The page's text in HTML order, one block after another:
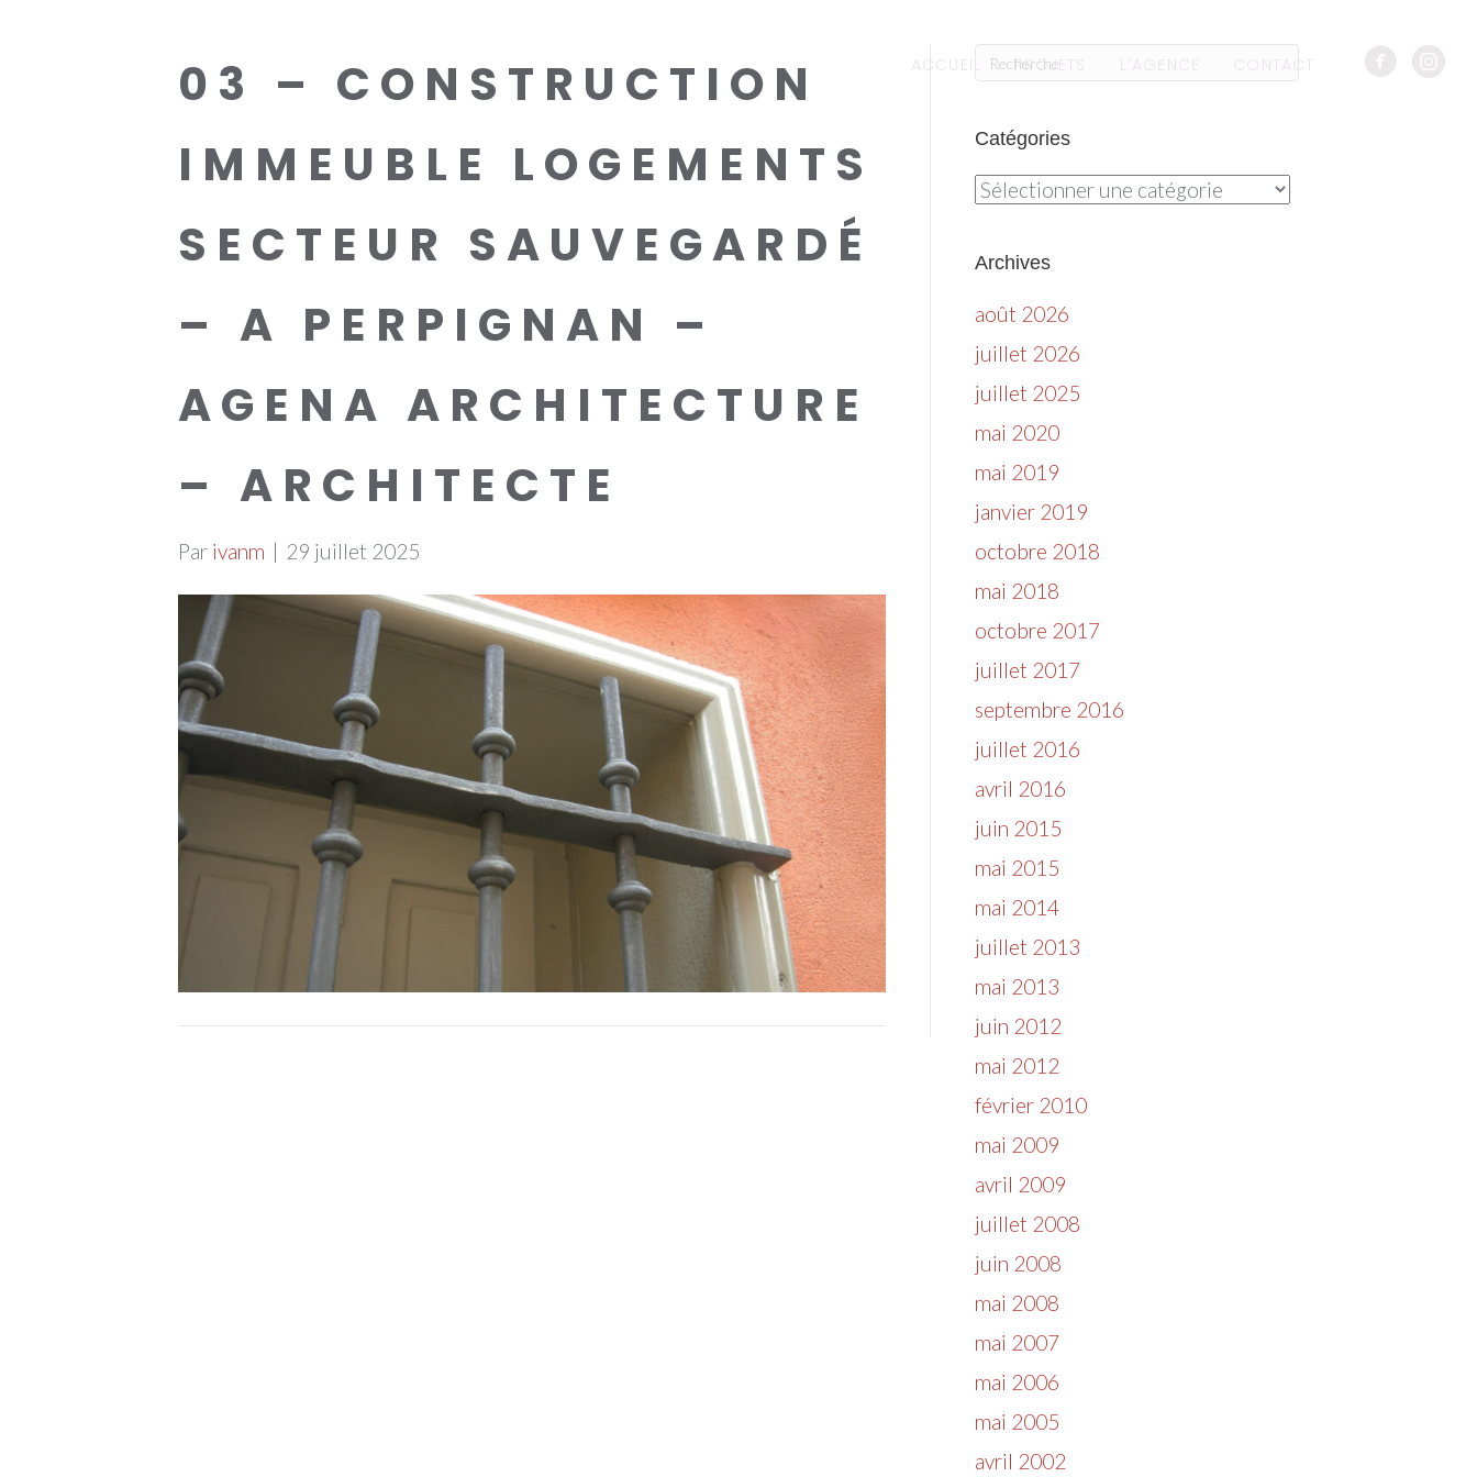
ACCUEIL PROJETS L’AGENCE CONTACT
03 – CONSTRUCTION
IMMEUBLE LOGEMENTS
SECTEUR SAUVEGARDÉ
– A PERPIGNAN –
AGENA ARCHITECTURE
– ARCHITECTE
Par ivanm | 29 juillet 2025
Catégories
Catégories
Archives
août 2026
juillet 2026
juillet 2025
mai 2020
mai 2019
janvier 2019
octobre 2018
mai 2018
octobre 2017
juillet 2017
septembre 2016
juillet 2016
avril 2016
juin 2015
mai 2015
mai 2014
juillet 2013
mai 2013
juin 2012
mai 2012
février 2010
mai 2009
avril 2009
juillet 2008
juin 2008
mai 2008
mai 2007
mai 2006
mai 2005
avril 2002